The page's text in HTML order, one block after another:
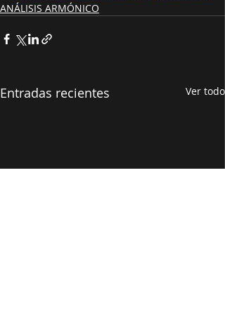
ANÁLISIS ARMÓNICO
Entradas recientes Ver todo